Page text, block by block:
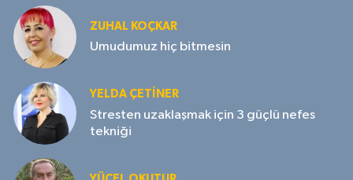
ZUHAL KOÇKAR
Umudumuz hiç bitmesin
YELDA ÇETİNER
Stresten uzaklaşmak için 3 güçlü nefes
tekniği